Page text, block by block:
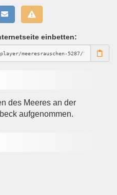
einbetten:
des Meeres an der
aufgenommen.